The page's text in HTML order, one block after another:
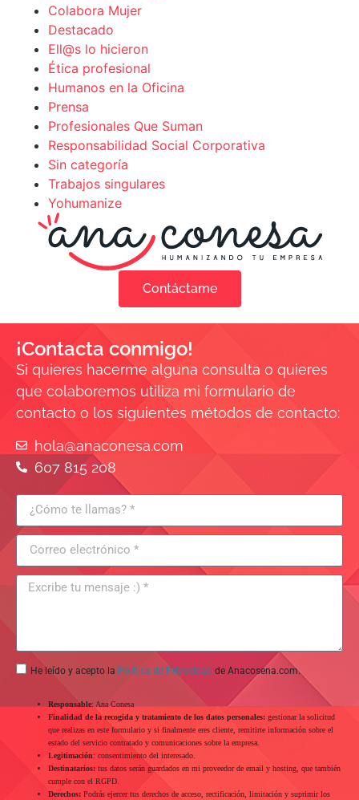
Colabora Mujer
Destacado
Ell@s lo hicieron
Ética profesional
Humanos en la Oficina
Prensa
Profesionales Que Suman
Responsabilidad Social Corporativa
Sin categoría
Trabajos singulares
Yohumanize
Contáctame
¡Contacta conmigo!
Si quieres hacerme alguna consulta o quieres
que colaboremos utiliza mi formulario de
contacto o los siguientes métodos de contacto:
hola@anaconesa.com
607 815 208
He leído y acepto la Política de Privacidad de Anacosena.com.
Responsable: Ana Conesa
Finalidad de la recogida y tratamiento de los datos personales: gestionar la solicitud
que realizas en este formulario y si finalmente eres cliente, remitirte información sobre el
estado del servicio contratado y comunicaciones sobre la empresa.
Legitimación: consentimiento del interesado.
Destinatarios: tus datos serán guardados en mi proveedor de email y hosting, que también
cumple con el RGPD.
Derechos: Podrás ejercer tus derechos de acceso, rectificación, limitación y suprimir los